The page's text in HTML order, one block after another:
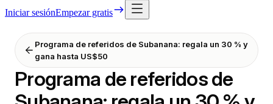
Iniciar sesiónEmpezar gratis
Programa de referidos de Subanana: regala un 30 % y
gana hasta US$50
Programa de referidos de